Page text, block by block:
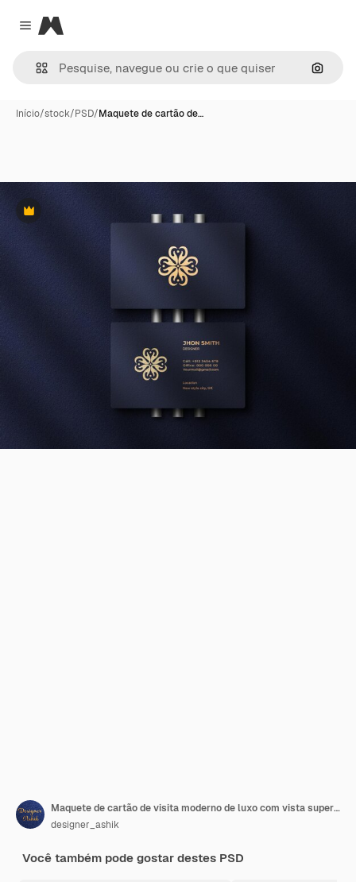
Close menu
Magnific
Início/stock/PSD/Maquete de cartão de…
Premium
Maquete de cartão de visita moderno de luxo com vista superior
designer_ashik
Você também pode gostar destes PSD